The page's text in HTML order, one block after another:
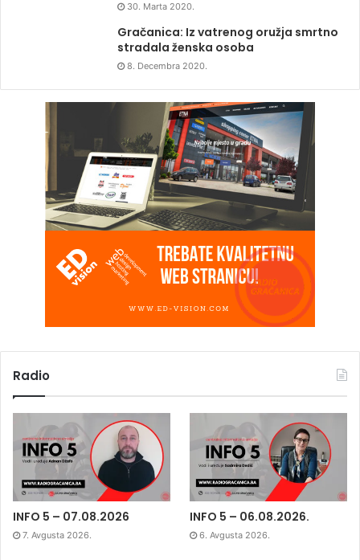
30. Marta 2020.
Gračanica: Iz vatrenog oružja smrtno
stradala ženska osoba
8. Decembra 2020.
Radio
INFO 5 – 07.08.2026
7. Avgusta 2026.
INFO 5 – 06.08.2026.
6. Avgusta 2026.